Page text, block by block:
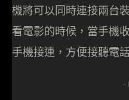
機將可以同時連接兩台
看電影的時候，當手機
手機接連，方便接聽電
-